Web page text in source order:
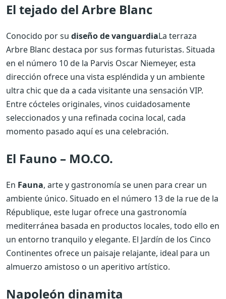
El tejado del Arbre Blanc
Conocido por su diseño de vanguardiaLa terraza
Arbre Blanc destaca por sus formas futuristas. Situada
en el número 10 de la Parvis Oscar Niemeyer, esta
dirección ofrece una vista espléndida y un ambiente
ultra chic que da a cada visitante una sensación VIP.
Entre cócteles originales, vinos cuidadosamente
seleccionados y una refinada cocina local, cada
momento pasado aquí es una celebración.
El Fauno – MO.CO.
En Fauna, arte y gastronomía se unen para crear un
ambiente único. Situado en el número 13 de la rue de la
République, este lugar ofrece una gastronomía
mediterránea basada en productos locales, todo ello en
un entorno tranquilo y elegante. El Jardín de los Cinco
Continentes ofrece un paisaje relajante, ideal para un
almuerzo amistoso o un aperitivo artístico.
Napoleón dinamita